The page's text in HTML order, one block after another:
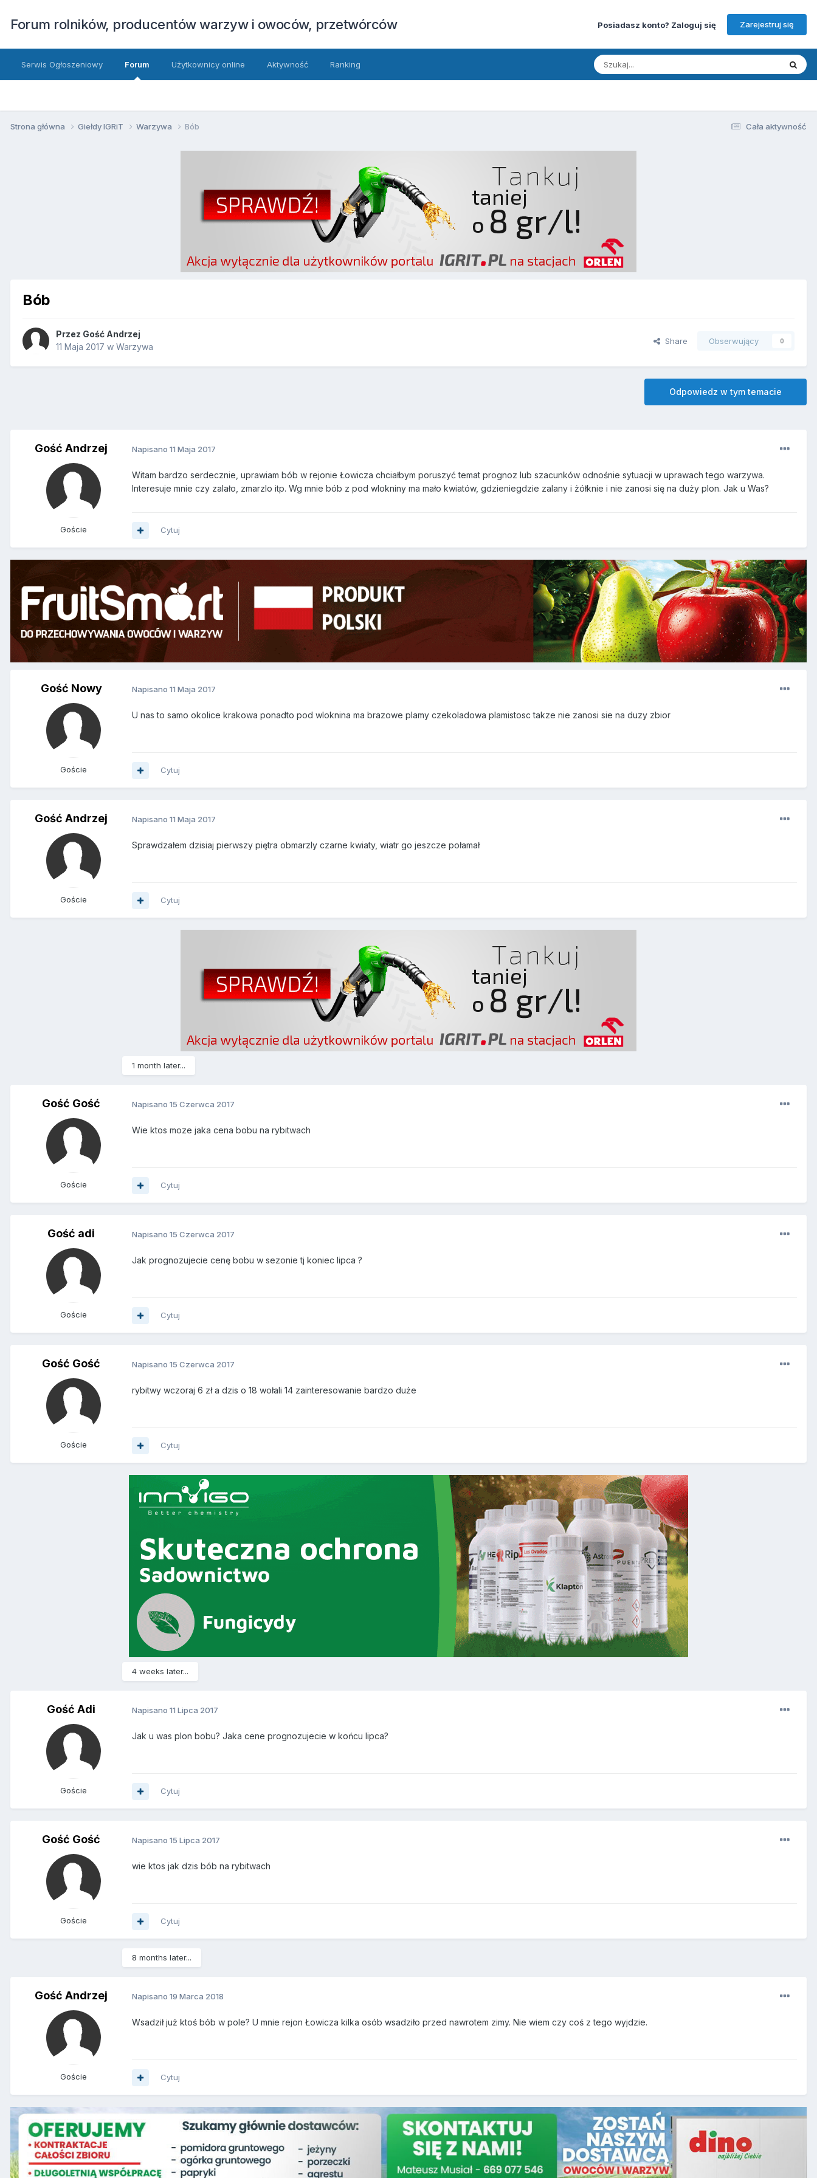
Forum rolników, producentów warzyw i owoców, przetwórców Posiadasz konto? Zaloguj się Zarejestruj się
Serwis Ogłoszeniowy Forum Użytkownicy online Aktywność Ranking
Cała aktywność
Strona główna Giełdy IGRiT Warzywa Bób
Bób
Przez Gość Andrzej
11 Maja 2017 w Warzywa
Share Obserwujący 0
Odpowiedz w tym temacie
Gość Andrzej
Goście
Napisano 11 Maja 2017
Witam bardzo serdecznie, uprawiam bób w rejonie Łowicza chciałbym poruszyć temat prognoz lub szacunków odnośnie sytuacji w uprawach tego warzywa.
Interesuje mnie czy zalało, zmarzlo itp. Wg mnie bób z pod wlokniny ma mało kwiatów, gdzieniegdzie zalany i żółknie i nie zanosi się na duży plon. Jak u Was?
Cytuj
Gość Nowy
Goście
Napisano 11 Maja 2017
U nas to samo okolice krakowa ponadto pod wloknina ma brazowe plamy czekoladowa plamistosc takze nie zanosi sie na duzy zbior
Cytuj
Gość Andrzej
Goście
Napisano 11 Maja 2017
Sprawdzałem dzisiaj pierwszy piętra obmarzly czarne kwiaty, wiatr go jeszcze połamał
Cytuj
1 month later...
Gość Gość
Goście
Napisano 15 Czerwca 2017
Wie ktos moze jaka cena bobu na rybitwach
Cytuj
Gość adi
Goście
Napisano 15 Czerwca 2017
Jak prognozujecie cenę bobu w sezonie tj koniec lipca ?
Cytuj
Gość Gość
Goście
Napisano 15 Czerwca 2017
rybitwy wczoraj 6 zł a dzis o 18 wołali 14 zainteresowanie bardzo duże
Cytuj
4 weeks later...
Gość Adi
Goście
Napisano 11 Lipca 2017
Jak u was plon bobu? Jaka cene prognozujecie w końcu lipca?
Cytuj
Gość Gość
Goście
Napisano 15 Lipca 2017
wie ktos jak dzis bób na rybitwach
Cytuj
8 months later...
Gość Andrzej
Goście
Napisano 19 Marca 2018
Wsadził już ktoś bób w pole? U mnie rejon Łowicza kilka osób wsadziło przed nawrotem zimy. Nie wiem czy coś z tego wyjdzie.
Cytuj